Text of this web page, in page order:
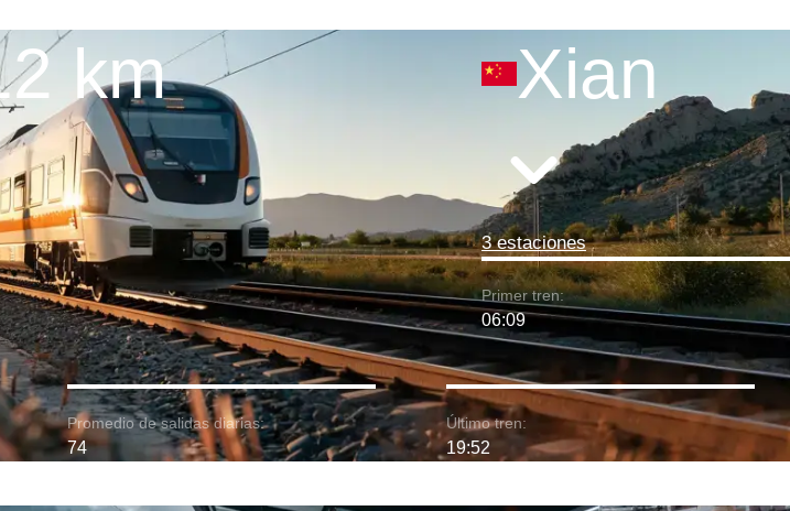
km Xian
3 estaciones
Primer tren:
06:09
Promedio de salidas diarias:
74
Último tren:
19:52